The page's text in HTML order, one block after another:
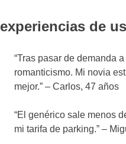
experiencias de
“Tras pasar de demanda
romanticismo. Mi novia
mejor.” – Carlos, 47 años
“El genérico sale menos
mi tarifa de parking.” –